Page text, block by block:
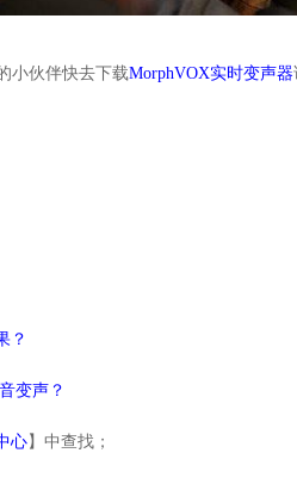
小伙伴快去下载MorphVOX实时变声器
？
变声？
心】中查找；